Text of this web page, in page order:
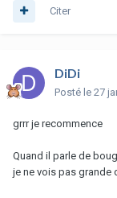
Citer
DiDi
Posté le 27
grrr je recommence
Quand il parle de
je ne vois pas grande